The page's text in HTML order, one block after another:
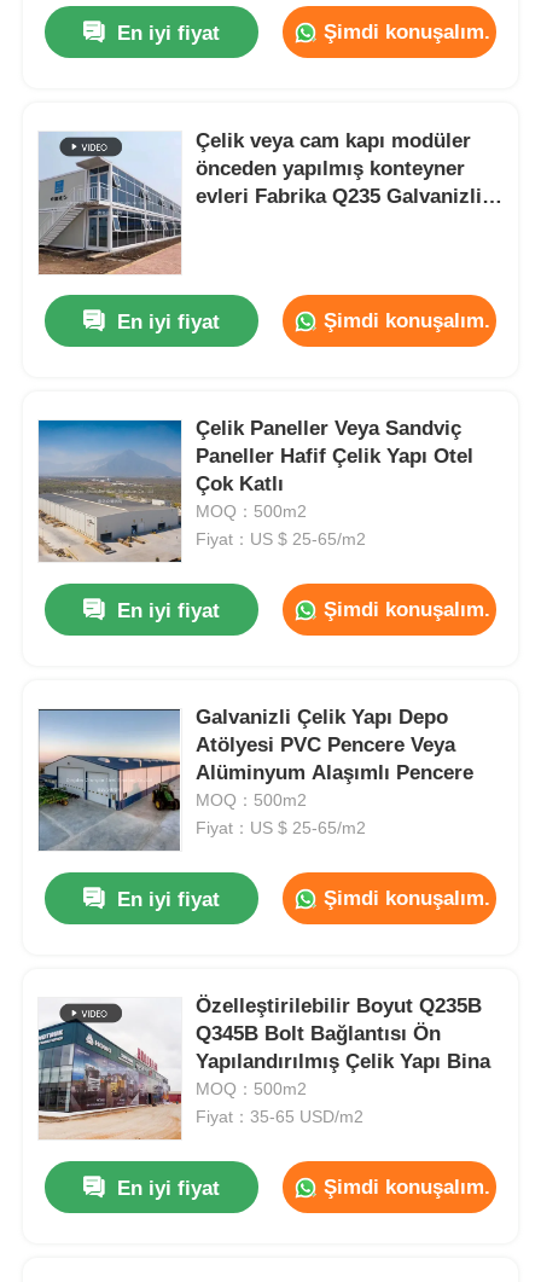
En iyi fiyat Şimdi konuşalım.
Çelik veya cam kapı modüler
önceden yapılmış konteyner
evleri Fabrika Q235 Galvanizli
En iyi fiyat Şimdi konuşalım.
Çelik Paneller Veya Sandviç
Paneller Hafif Çelik Yapı Otel
Çok Katlı
MOQ：500m2
Fiyat：US $ 25-65/m2
En iyi fiyat Şimdi konuşalım.
Galvanizli Çelik Yapı Depo
Atölyesi PVC Pencere Veya
Alüminyum Alaşımlı Pencere
MOQ：500m2
Fiyat：US $ 25-65/m2
En iyi fiyat Şimdi konuşalım.
Özelleştirilebilir Boyut Q235B
Q345B Bolt Bağlantısı Ön
Yapılandırılmış Çelik Yapı Bina
MOQ：500m2
Fiyat：35-65 USD/m2
En iyi fiyat Şimdi konuşalım.